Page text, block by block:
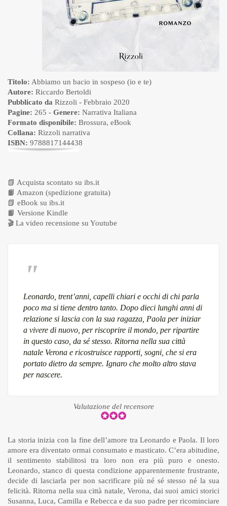
Titolo: Abbiamo un bacio in sospeso (io e te)
Autore: Riccardo Bertoldi
Pubblicato da Rizzoli - Febbraio 2020
Pagine: 265 - Genere: Narrativa Italiana
Formato disponibile: Brossura, eBook
Collana: Rizzoli narrativa
ISBN: 9788817144438
📗 Acquista scontato su ibs.it
📙 Amazon (spedizione gratuita)
📗 eBook su ibs.it
📙 Versione Kindle
🎬 La video recensione su Youtube
Leonardo, trent’anni, capelli chiari e occhi di chi parla
poco ma si tiene dentro tanto. Dopo dieci lunghi anni di
relazione si lascia con la sua ragazza, Paola per iniziar
a vivere di nuovo, per riscoprire il mondo, per ripartire
in questo caso, da sé stesso. Ritorna nella sua città
natale Verona e ricostruisce rapporti, sogni, che si era
portato dietro da sempre. Ignaro che molto altro stava
per nascere.
Valutazione del recensore
La storia inizia con la fine dell’amore tra Leonardo e Paola. Il loro
amore era diventato ormai consumato e masticato. C’era abitudine,
il sentimento stabilitosi tra loro non era più puro e onesto.
Leonardo, stanco di questa condizione apparentemente frustrante,
decide di lasciarla per non sacrificare più né sé stesso né la sua
felicità. Ritorna nella sua città natale, Verona, dai suoi amici storici
Susanna, Luca, Camilla e Rebecca e da suo padre per ricominciare